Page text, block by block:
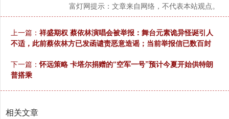
富灯网提示：文章来自网络，不代表本站观点。
上一篇： 祥盛期权 蔡依林演唱会被举报：舞台元素诡异怪诞引人
不适，此前蔡依林方已发函谴责恶意造谣；当前举报信已数百封
下一篇：怀远策略 卡塔尔捐赠的“空军一号”预计今夏开始供特朗
普搭乘
相关文章